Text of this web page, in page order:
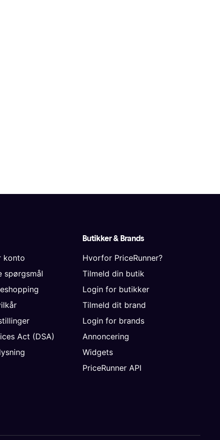
konto
spørgsmål
Act (DSA)
Butikker & Brands
Hvorfor PriceRunner?
Tilmeld din butik
Login for butikker
Tilmeld dit brand
Login for brands
Annoncering
Widgets
PriceRunner API